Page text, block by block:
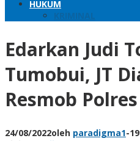
HUKUM
KRIMINAL
Edarkan Judi
Tumobui, JT
Resmob
24/08/2022oleh paradigma1-